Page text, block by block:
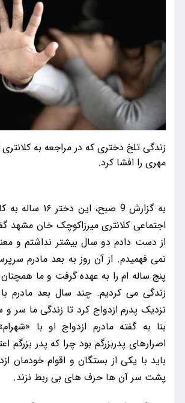
زندگی تلخ دختری که در مراجعه به
مهری را افشا کرد.
به گزارش 9 صبح،
اجتماعی کلانتری میرزاکوچک خان مشهد
از دست دادم دو سال بیشتر نداشتم و
نمی فهمیدم. از آن روز به بعد مادرم
پنج ساله ام را به عهده گرفت و ما همچنان
زندگی می کردیم. چند سال بعد مادرم
نزدیک پدرم ازدواج کرد تا زندگی ما سر و
بنا به گفته مادرم ازدواج او با
اصرارهای پدربزرگم بود چرا که پدر بزرگم
باید با یکی از بستگان و اقوام خودمان
پشت سر آن ها حرف های بی ربط نزند.